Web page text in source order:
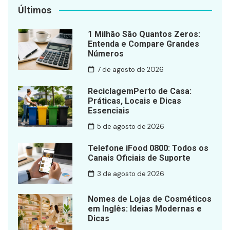
Últimos
1 Milhão São Quantos Zeros:
Entenda e Compare Grandes
Números
7 de agosto de 2026
ReciclagemPerto de Casa:
Práticas, Locais e Dicas
Essenciais
5 de agosto de 2026
Telefone iFood 0800: Todos os
Canais Oficiais de Suporte
3 de agosto de 2026
Nomes de Lojas de Cosméticos
em Inglês: Ideias Modernas e
Dicas